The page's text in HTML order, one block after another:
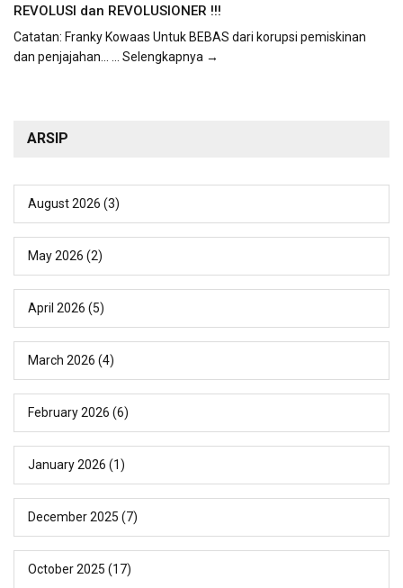
REVOLUSI dan REVOLUSIONER !!!
Catatan: Franky Kowaas Untuk BEBAS dari korupsi pemiskinan
dan penjajahan... ... Selengkapnya →
ARSIP
August 2026 (3)
May 2026 (2)
April 2026 (5)
March 2026 (4)
February 2026 (6)
January 2026 (1)
December 2025 (7)
October 2025 (17)